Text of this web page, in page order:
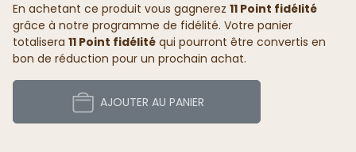
En achetant ce produit vous gagnerez 11 Point fidélité
grâce à notre programme de fidélité. Votre panier
totalisera 11 Point fidélité qui pourront être convertis en
bon de réduction pour un prochain achat.
AJOUTER AU PANIER